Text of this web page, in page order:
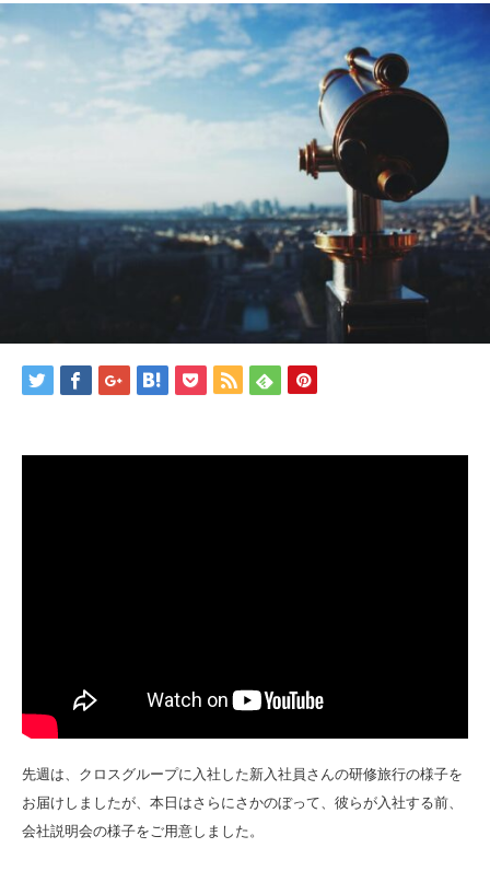
先週は、クロスグループに入社した新入社員さんの研修旅行の様子を
お届けしましたが、本日はさらにさかのぼって、彼らが入社する前、
会社説明会の様子をご用意しました。